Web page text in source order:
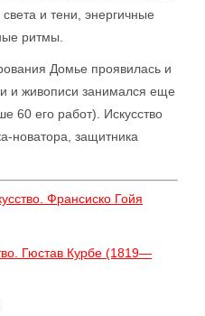
и тени, энергичные
ритмы.
Домье проявилась и
и живописи занимался еще
60 его работ). Искусство
новатора, защитника
Франсиско Гойя
Гюстав Курбе (1819—